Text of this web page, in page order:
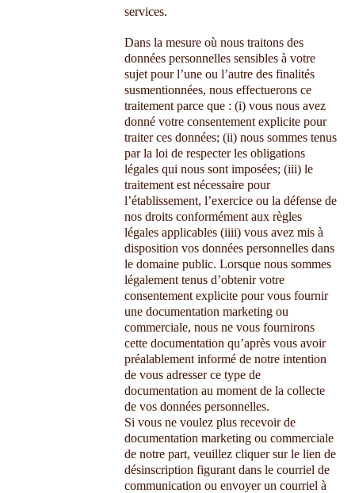
services.
Dans la mesure où nous traitons des
données personnelles sensibles à votre
sujet pour l’une ou l’autre des finalités
susmentionnées, nous effectuerons ce
traitement parce que : (i) vous nous avez
donné votre consentement explicite pour
traiter ces données; (ii) nous sommes tenus
par la loi de respecter les obligations
légales qui nous sont imposées; (iii) le
traitement est nécessaire pour
l’établissement, l’exercice ou la défense de
nos droits conformément aux règles
légales applicables (iiii) vous avez mis à
disposition vos données personnelles dans
le domaine public. Lorsque nous sommes
légalement tenus d’obtenir votre
consentement explicite pour vous fournir
une documentation marketing ou
commerciale, nous ne vous fournirons
cette documentation qu’après vous avoir
préalablement informé de notre intention
de vous adresser ce type de
documentation au moment de la collecte
de vos données personnelles.
Si vous ne voulez plus recevoir de
documentation marketing ou commerciale
de notre part, veuillez cliquer sur le lien de
désinscription figurant dans le courriel de
communication ou envoyer un courriel à